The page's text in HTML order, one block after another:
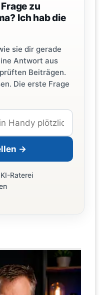
zu
Ich hab die
sie dir gerade
Antwort aus
Beiträgen.
Die erste Frage
→
Raterei